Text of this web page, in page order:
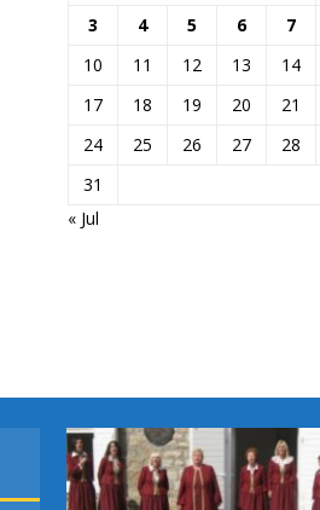
3
4 5 6 7
10
11 12 13 14
17
18 19 20 21
24
25 26 27 28
31
« Jul